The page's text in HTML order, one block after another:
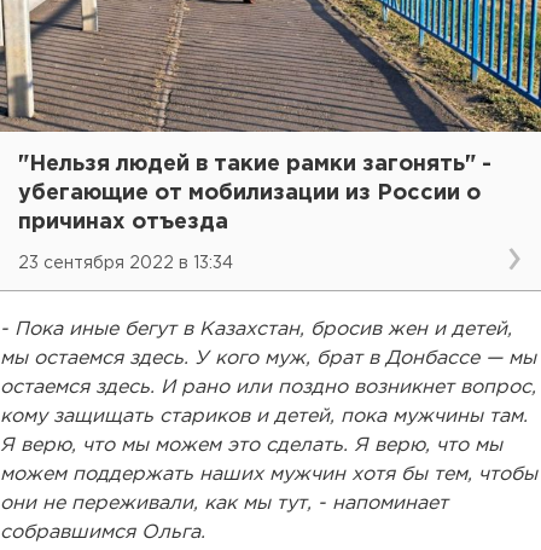
"Нельзя людей в такие рамки загонять" -
убегающие от мобилизации из России о
причинах отъезда
23 сентября 2022 в 13:34
- Пока иные бегут в Казахстан, бросив жен и детей,
мы остаемся здесь. У кого муж, брат в Донбассе — мы
остаемся здесь. И рано или поздно возникнет вопрос,
кому защищать стариков и детей, пока мужчины там.
Я верю, что мы можем это сделать. Я верю, что мы
можем поддержать наших мужчин хотя бы тем, чтобы
они не переживали, как мы тут, - напоминает
собравшимся Ольга.